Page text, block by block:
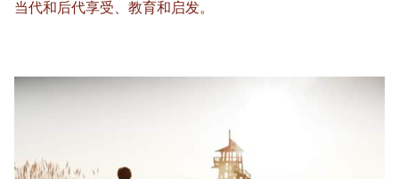
当代和后代享受、教育和启发。